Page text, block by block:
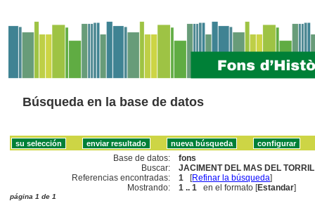
Búsqueda en la base de datos
Base de datos:
fons
Buscar:
JACIMENT DEL MAS DEL
Referencias encontradas:
1 [Refinar la búsqueda]
Mostrando:
1 .. 1 en el formato [Estandar]
página 1 de 1